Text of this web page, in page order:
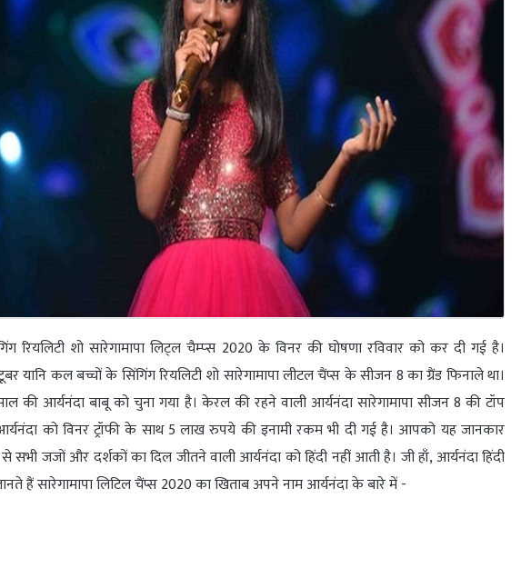
रियलिटी शो सारेगामापा लिट्ल चैम्‍प्‍स 2020 के विनर की घोषणा रविवार को कर दी गई है।
यानि कल बच्चों के सिंगिंग रियलिटी शो सारेगामापा लीटल चैंप्स के सीजन 8 का ग्रैंड फिनाले था।
की आर्यनंदा बाबू को चुना गया है। केरल की रहने वाली आर्यनंदा सारेगामापा सीजन 8 की टॉप
को विनर ट्रॉफी के साथ 5 लाख रुपये की इनामी रकम भी दी गई है। आपको यह जानकार
से सभी जजों और दर्शकों का दिल जीतने वाली आर्यनंदा को हिंदी नहीं आती है। जी हाँ, आर्यनंदा हिंदी
हैं सारेगामापा लिटिल चैंप्स 2020 का खिताब अपने नाम आर्यनंदा के बारे में -